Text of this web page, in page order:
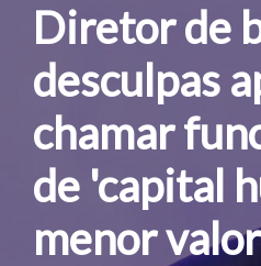
Diretor de
desculpas
chamar
de 'capital
menor